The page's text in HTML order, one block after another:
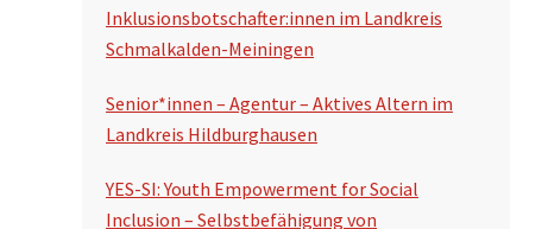
Inklusionsbotschafter:innen im Landkreis
Schmalkalden-Meiningen
Senior*innen – Agentur – Aktives Altern im
Landkreis Hildburghausen
YES-SI: Youth Empowerment for Social
Inclusion – Selbstbefähigung von